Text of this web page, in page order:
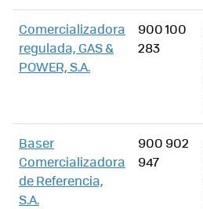
Comercializadora
regulada, GAS &
POWER, S.A.
900 100
283
Baser
Comercializadora
de Referencia,
S.A.
900 902
947